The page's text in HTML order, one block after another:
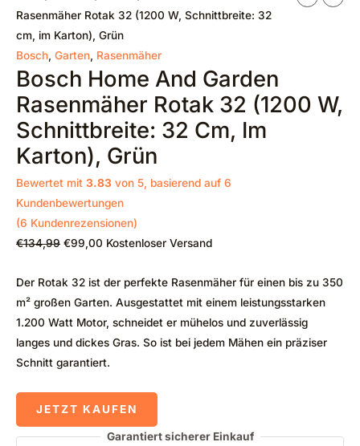
Rasenmäher Rotak 32 (1200 W, Schnittbreite: 32
cm, im Karton), Grün
Bosch, Garten, Rasenmäher
Bosch Home And Garden
Rasenmäher Rotak 32 (1200 W,
Schnittbreite: 32 Cm, Im
Karton), Grün
Bewertet mit 3.83 von 5, basierend auf 6
Kundenbewertungen
(6 Kundenrezensionen)
€134,99
Preis
war:
€134,99
€99,00
Preis
ist:
€99,00.
Kostenloser Versand
Der Rotak 32 ist der perfekte Rasenmäher für einen bis zu 350
m² großen Garten. Ausgestattet mit einem leistungsstarken
1.200 Watt Motor, schneidet er mühelos und zuverlässig
langes und dickes Gras. So ist bei jedem Mähen ein präziser
Schnitt garantiert.
JETZT KAUFEN
Garantiert sicherer Einkauf